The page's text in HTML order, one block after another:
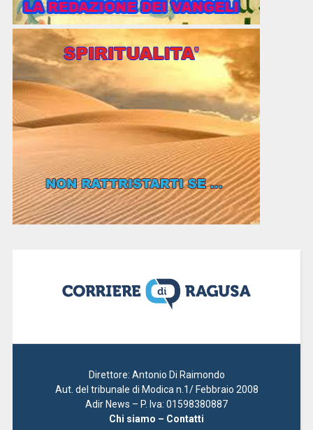
Direttore: Antonio Di Raimondo
Aut. del tribunale di Modica n.1/ Febbraio 2008
Adir News – P. Iva: 01598380887
Chi siamo – Contatti